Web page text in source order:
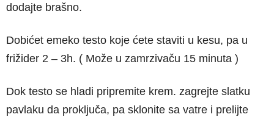
dodajte brašno.
Dobićet emeko testo koje ćete staviti u kesu, pa u
frižider 2 – 3h. ( Može u zamrzivaču 15 minuta )
Dok testo se hladi pripremite krem. zagrejte slatku
pavlaku da proključa, pa sklonite sa vatre i prelijte